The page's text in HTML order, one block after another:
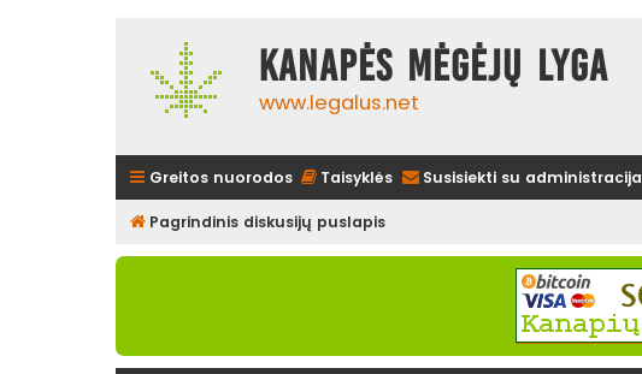
Kanapės mėgėjų lyga
www.legalus.net
Greitos nuorodos Taisyklės Susisiekti su administracija
Pagrindinis diskusijų puslapis